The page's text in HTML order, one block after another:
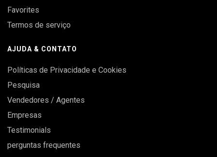
Favorites
Termos de serviço
AJUDA & CONTATO
Políticas de Privacidade e Cookies
Pesquisa
Vendedores / Agentes
Empresas
Testimonials
perguntas frequentes